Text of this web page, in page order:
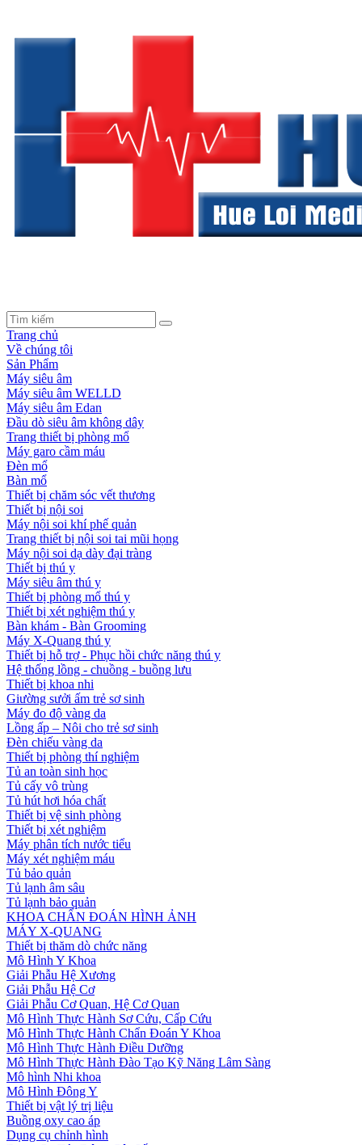
Trang chủ
Về chúng tôi
Sản Phẩm
Máy siêu âm
Máy siêu âm WELLD
Máy siêu âm Edan
Đầu dò siêu âm không dây
Trang thiết bị phòng mổ
Máy garo cầm máu
Đèn mổ
Bàn mổ
Thiết bị chăm sóc vết thương
Thiết bị nội soi
Máy nội soi khí phế quản
Trang thiết bị nội soi tai mũi họng
Máy nội soi dạ dày đại tràng
Thiết bị thú y
Máy siêu âm thú y
Thiết bị phòng mổ thú y
Thiết bị xét nghiệm thú y
Bàn khám - Bàn Grooming
Máy X-Quang thú y
Thiết bị hỗ trợ - Phục hồi chức năng thú y
Hệ thống lồng - chuồng - buồng lưu
Thiết bị khoa nhi
Giường sưởi ấm trẻ sơ sinh
Máy đo độ vàng da
Lồng ấp – Nôi cho trẻ sơ sinh
Đèn chiếu vàng da
Thiết bị phòng thí nghiệm
Tủ an toàn sinh học
Tủ cấy vô trùng
Tủ hút hơi hóa chất
Thiết bị vệ sinh phòng
Thiết bị xét nghiệm
Máy phân tích nước tiểu
Máy xét nghiệm máu
Tủ bảo quản
Tủ lạnh âm sâu
Tủ lạnh bảo quản
KHOA CHẨN ĐOÁN HÌNH ẢNH
MÁY X-QUANG
Thiết bị thăm dò chức năng
Mô Hình Y Khoa
Giải Phẫu Hệ Xương
Giải Phẫu Hệ Cơ
Giải Phẫu Cơ Quan, Hệ Cơ Quan
Mô Hình Thực Hành Sơ Cứu, Cấp Cứu
Mô Hình Thực Hành Chẩn Đoán Y Khoa
Mô Hình Thực Hành Điều Dưỡng
Mô Hình Thực Hành Đào Tạo Kỹ Năng Lâm Sàng
Mô hình Nhi khoa
Mô Hình Đông Y
Thiết bị vật lý trị liệu
Buồng oxy cao áp
Dụng cụ chỉnh hình